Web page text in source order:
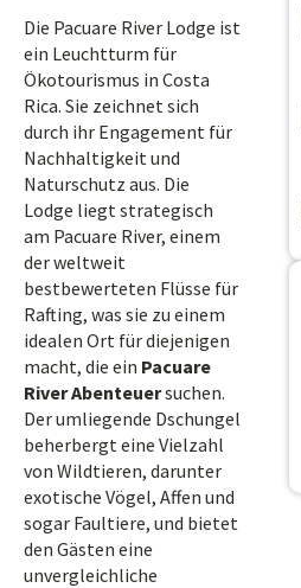
Die Pacuare River Lodge ist
ein Leuchtturm für
Ökotourismus in Costa
Rica. Sie zeichnet sich
durch ihr Engagement für
Nachhaltigkeit und
Naturschutz aus. Die
Lodge liegt strategisch
am Pacuare River, einem
der weltweit
bestbewerteten Flüsse für
Rafting, was sie zu einem
idealen Ort für diejenigen
macht, die ein Pacuare
River Abenteuersuchen.
Der umliegende Dschungel
beherbergt eine Vielzahl
von Wildtieren, darunter
exotische Vögel, Affen und
sogar Faultiere, und bietet
den Gästen eine
unvergleichliche